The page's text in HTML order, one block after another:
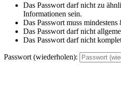
Das Passwort darf nicht zu
Informationen sein.
Das Passwort muss
Das Passwort darf nicht
Das Passwort darf nicht
Passwort (wiederholen):